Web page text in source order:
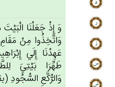
وَ إِذْ جَعَلْنَا الْبَيْت‌َ
وَاتَّخِذُوا مِن‌ْ
عَهِدْنَا إِلَي‌
طَهِّرَا بَيْتِي‌َ
وَالرُّكَّع‌ِ السُّجُودِ